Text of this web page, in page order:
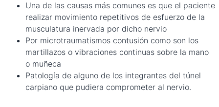
Una de las causas más comunes es que el paciente
realizar movimiento repetitivos de esfuerzo de la
musculatura inervada por dicho nervio
Por microtraumatismos contusión como son los
martillazos o vibraciones continuas sobre la mano
o muñeca
Patología de alguno de los integrantes del túnel
carpiano que pudiera comprometer al nervio.